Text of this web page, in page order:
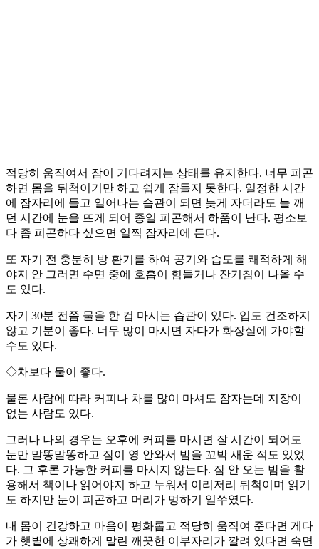
적당히 움직여서 잠이 기다려지는 상태를 유지한다. 너무 피곤
하면 몸을 뒤척이기만 하고 쉽게 잠들지 못한다. 일정한 시간
에 잠자리에 들고 일어나는 습관이 되면 늦게 자더라도 늘 깨
던 시간에 눈을 뜨게 되어 종일 피곤해서 하품이 난다. 평소보
다 좀 피곤하다 싶으면 일찍 잠자리에 든다.
또 자기 전 충분히 방 환기를 하여 공기와 습도를 쾌적하게 해
야지 안 그러면 수면 중에 호흡이 힘들거나 잔기침이 나올 수
도 있다.
자기 30분 전쯤 물을 한 컵 마시는 습관이 있다. 입도 건조하지
않고 기분이 좋다. 너무 많이 마시면 자다가 화장실에 가야할
수도 있다.
◇차보다 물이 좋다.
물론 사람에 따라 커피나 차를 많이 마셔도 잠자는데 지장이
없는 사람도 있다.
그러나 나의 경우는 오후에 커피를 마시면 잘 시간이 되어도
눈만 말똥말똥하고 잠이 영 안와서 밤을 꼬박 새운 적도 있었
다. 그 후론 가능한 커피를 마시지 않는다. 잠 안 오는 밤을 활
용해서 책이나 읽어야지 하고 누워서 이리저리 뒤척이며 읽기
도 하지만 눈이 피곤하고 머리가 멍하기 일쑤였다.
내 몸이 건강하고 마음이 평화롭고 적당히 움직여 준다면 게다
가 햇볕에 상쾌하게 말린 깨끗한 이부자리가 깔려 있다면 숙면